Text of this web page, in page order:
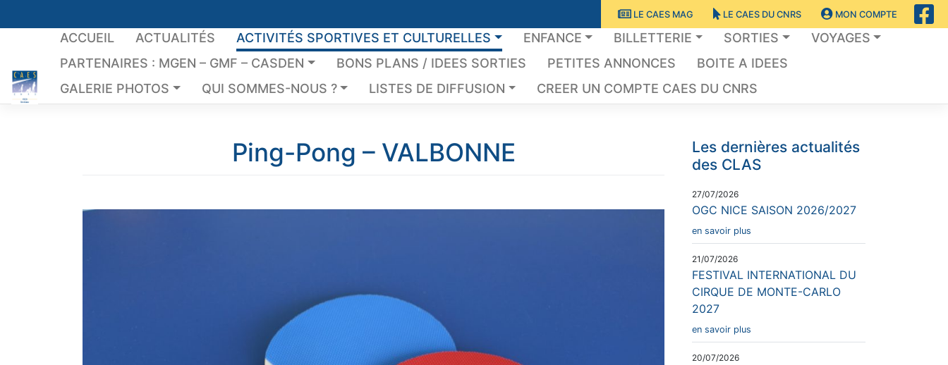
to
LE CAES MAG LE CAES DU CNRS MON COMPTE
ACCUEIL ACTUALITÉS ACTIVITÉS SPORTIVES ET CULTURELLES ENFANCE BILLETTERIE SORTIES
VOYAGES
PARTENAIRES : MGEN – GMF – CASDEN
BONS PLANS / IDEES SORTIES PETITES ANNONCES
BOITE A IDEES
GALERIE PHOTOS
QUI SOMMES-NOUS ? LISTES DE DIFFUSION CREER UN COMPTE CAES DU CNRS
Ping-Pong – VALBONNE
Les dernières actualités
des CLAS
27/07/2026
OGC NICE SAISON 2026/2027
en savoir plus
21/07/2026
FESTIVAL INTERNATIONAL DU
CIRQUE DE MONTE-CARLO
2027
en savoir plus
20/07/2026